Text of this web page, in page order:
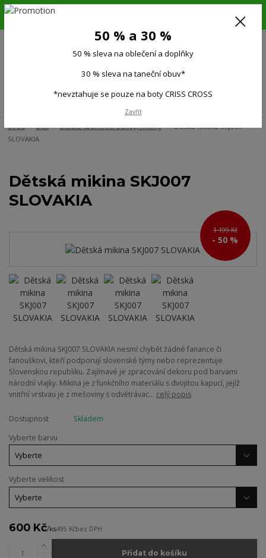
6.-16.8.26. DOVOLENÁ !!! 50 % SLEVA na všechno oblečení a doplňky !!!
(Po-Pá 9:00-15.00)
Úvod Děti Dětské sportovní bundy, mikiny
Dětská mikina SKJ007
SLOVAKIA
Dětská mikina SKJ007
SLOVAKIA
1 199 Kč
- 50 %
Dětská mikina SKJ007 SLOVAKIA nesmí chybět žádné fanance či
fanouškovi, kteří podporují slovenské týmy nebo reprezentuje
Slovenskou republiku. Zajímavé je zpracování dekoru pod barvami
národní vlajky. Mikina je z funkčního materiálu s dvojitou kapucí, jejíž
vnitřní vrstvau je z mešoviny s odvětrávac... celý popis
Dostupnost
Skladem
Vyberte barvu
Vyberte velikost
600 Kč/ks495 Kčbez DPH
Přidat do košíku
50 % a 30 %
50 % sleva na oblečení a doplňky
30 % sleva na taneční obuv*
*nevztahuje se pouze na boty CRISS CROSS
Zavřít